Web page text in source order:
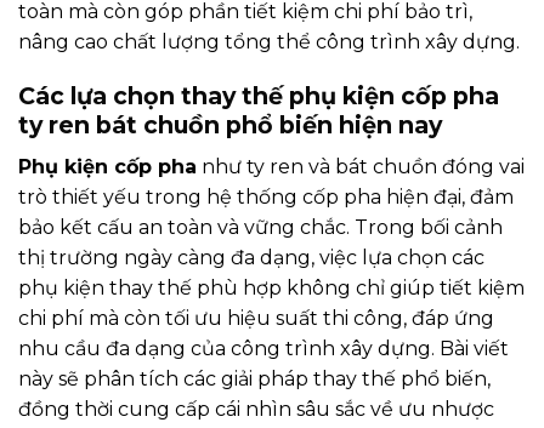
toàn mà còn góp phần tiết kiệm chi phí bảo trì,
nâng cao chất lượng tổng thể công trình xây dựng.
Các lựa chọn thay thế phụ kiện cốp pha
ty ren bát chuồn phổ biến hiện nay
Phụ kiện cốp pha như ty ren và bát chuồn đóng vai
trò thiết yếu trong hệ thống cốp pha hiện đại, đảm
bảo kết cấu an toàn và vững chắc. Trong bối cảnh
thị trường ngày càng đa dạng, việc lựa chọn các
phụ kiện thay thế phù hợp không chỉ giúp tiết kiệm
chi phí mà còn tối ưu hiệu suất thi công, đáp ứng
nhu cầu đa dạng của công trình xây dựng. Bài viết
này sẽ phân tích các giải pháp thay thế phổ biến,
đồng thời cung cấp cái nhìn sâu sắc về ưu nhược